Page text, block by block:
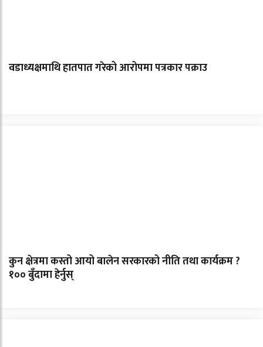
वडाध्यक्षमाथि हातपात गरेको आरोपमा पत्रकार पक्राउ
कुन क्षेत्रमा कस्तो आयो बालेन सरकारको नीति तथा कार्यक्रम ?
१०० बुँदामा हेर्नुस्